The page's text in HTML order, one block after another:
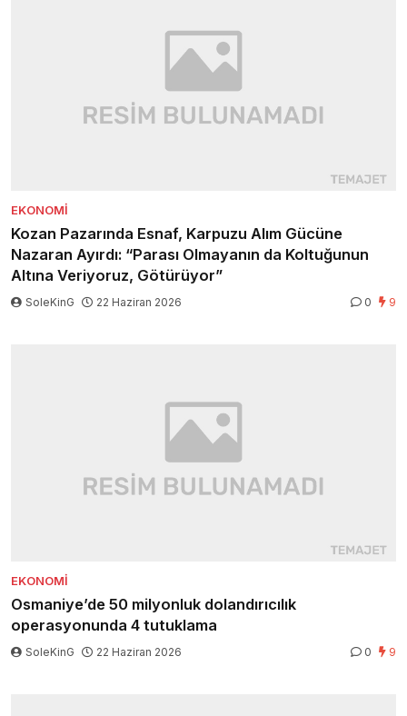
EKONOMI
Kozan Pazarında Esnaf, Karpuzu Alım Gücüne
Nazaran Ayırdı: “Parası Olmayanın da Koltuğunun
Altına Veriyoruz, Götürüyor”
SoleKinG 22 Haziran 2026 0 9
EKONOMI
Osmaniye’de 50 milyonluk dolandırıcılık
operasyonunda 4 tutuklama
SoleKinG 22 Haziran 2026 0 9